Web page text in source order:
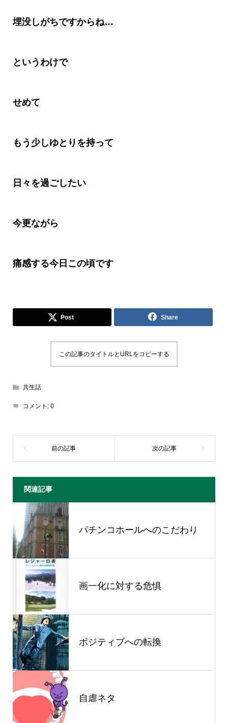
埋没しがちですからね…
というわけで
せめて
もう少しゆとりを持って
日々を過ごしたい
今更ながら
痛感する今日この頃です
Post Share
この記事のタイトルとURLをコピーする
共生話
コメント: 0
関連記事
パチンコホールへのこだわり
画一化に対する危惧
ポジティブへの転換
自虐ネタ